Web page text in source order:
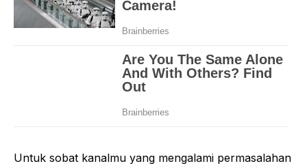
Untuk sobat kanalmu yang mengalami permasalahan